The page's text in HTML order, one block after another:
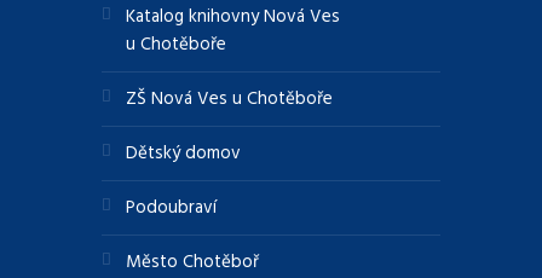
Katalog knihovny Nová Ves
u Chotěboře
ZŠ Nová Ves u Chotěboře
Dětský domov
Podoubraví
Město Chotěboř